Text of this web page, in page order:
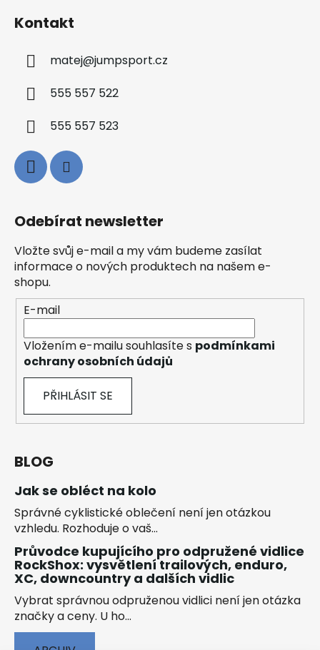
Kontakt
matej@jumpsport.cz
555 557 522
555 557 523
Odebírat newsletter
Vložte svůj e-mail a my vám budeme zasílat
informace o nových produktech na našem e-
shopu.
E-mail
Vložením e-mailu souhlasíte s podmínkami
ochrany osobních údajů
PŘIHLÁSIT SE
BLOG
Jak se obléct na kolo
Správné cyklistické oblečení není jen otázkou
vzhledu. Rozhoduje o vaš...
Průvodce kupujícího pro odpružené vidlice
RockShox: vysvětlení trailových, enduro,
XC, downcountry a dalších vidlic
Vybrat správnou odpruženou vidlici není jen otázka
značky a ceny. U ho...